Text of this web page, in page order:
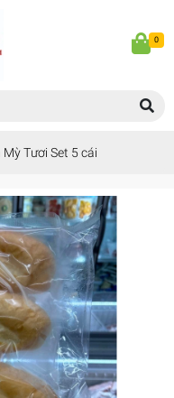
0
Mỳ Tươi Set 5 cái